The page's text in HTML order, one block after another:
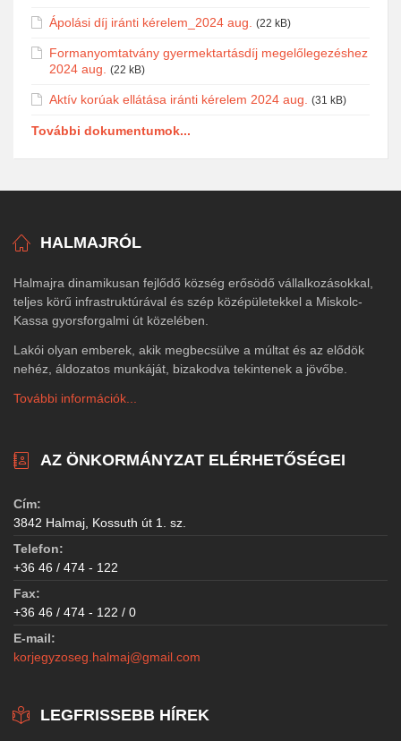
Ápolási díj iránti kérelem_2024 aug. (22 kB)
Formanyomtatvány gyermektartásdíj megelőlegezéshez
2024 aug.
(22 kB)
Aktív korúak ellátása iránti kérelem 2024 aug. (31 kB)
További dokumentumok...
HALMAJRÓL
Halmajra dinamikusan fejlődő község erősödő vállalkozásokkal,
teljes körű infrastruktúrával és szép középületekkel a Miskolc-
Kassa gyorsforgalmi út közelében.
Lakói olyan emberek, akik megbecsülve a múltat és az elődök
nehéz, áldozatos munkáját, bizakodva tekintenek a jövőbe.
További információk...
AZ ÖNKORMÁNYZAT ELÉRHETŐSÉGEI
Cím:
3842 Halmaj, Kossuth út 1. sz.
Telefon:
+36 46 / 474 - 122
Fax:
+36 46 / 474 - 122 / 0
E-mail:
korjegyzoseg.halmaj@gmail.com
LEGFRISSEBB HÍREK